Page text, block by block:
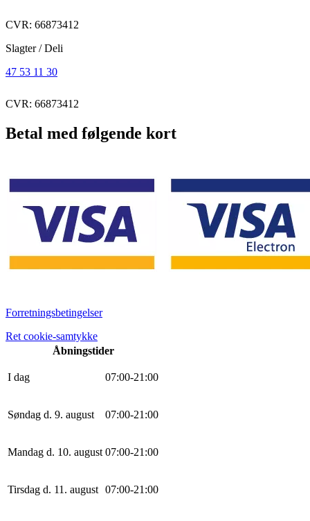
CVR: 66873412
Slagter / Deli
47 53 11 30
CVR: 66873412
Betal med følgende kort
Forretningsbetingelser
Ret cookie-samtykke
Åbningstider
I dag 07:00-21 :00
Søndag d. 9. august 07:00-21 :00
Mandag d. 10. august 07:00-21 :00
Tirsdag d. 11. august 07:00-21 :00